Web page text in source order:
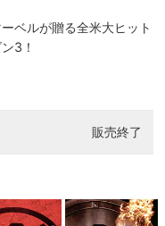
ベルが贈る全米大ヒット
3！
販売終了